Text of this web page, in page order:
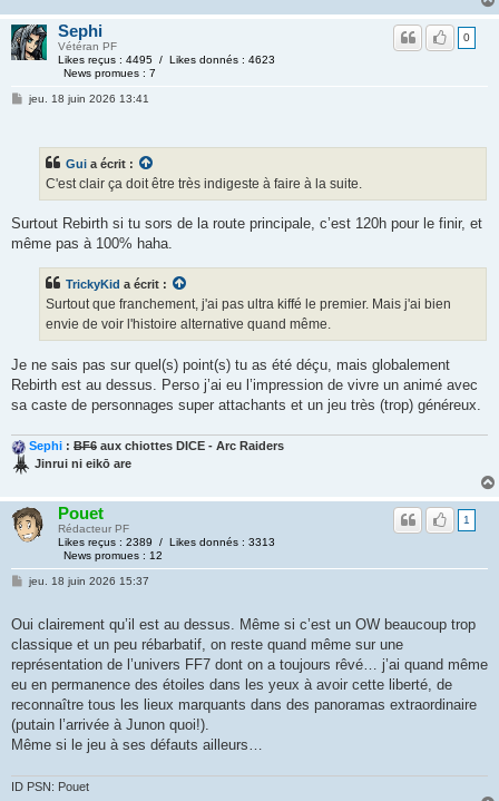
Sephi
Vétéran PF
Likes reçus : 4495 / Likes donnés : 4623
News promues : 7
0
jeu. 18 juin 2026 13:41
Gui a écrit :
C'est clair ça doit être très indigeste à faire à la suite.
Surtout Rebirth si tu sors de la route principale, c’est 120h pour le finir, et
même pas à 100% haha.
TrickyKid a écrit :
Surtout que franchement, j'ai pas ultra kiffé le premier. Mais j'ai bien
envie de voir l'histoire alternative quand même.
Je ne sais pas sur quel(s) point(s) tu as été déçu, mais globalement
Rebirth est au dessus. Perso j’ai eu l’impression de vivre un animé avec
sa caste de personnages super attachants et un jeu très (trop) généreux.
Sephi : BF6 aux chiottes DICE - Arc Raiders
Jinrui ni eikō are
Pouet
Rédacteur PF
Likes reçus : 2389 / Likes donnés : 3313
News promues : 12
1
jeu. 18 juin 2026 15:37
Oui clairement qu’il est au dessus. Même si c’est un OW beaucoup trop
classique et un peu rébarbatif, on reste quand même sur une
représentation de l’univers FF7 dont on a toujours rêvé… j’ai quand même
eu en permanence des étoiles dans les yeux à avoir cette liberté, de
reconnaître tous les lieux marquants dans des panoramas extraordinaire
(putain l’arrivée à Junon quoi!).
Même si le jeu à ses défauts ailleurs…
ID PSN: Pouet